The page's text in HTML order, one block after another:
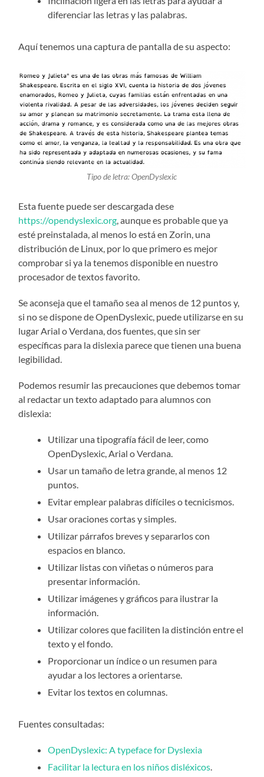
diferenciar las letras y las palabras.
Aquí tenemos una captura de pantalla de su aspecto:
Tipo de letra: OpenDyslexic
Esta fuente puede ser descargada dese
https://opendyslexic.org, aunque es probable que ya
esté preinstalada, al menos lo está en Zorin, una
distribución de Linux, por lo que primero es mejor
comprobar si ya la tenemos disponible en nuestro
procesador de textos favorito.
Se aconseja que el tamaño sea al menos de 12 puntos y,
si no se dispone de OpenDyslexic, puede utilizarse en su
lugar Arial o Verdana, dos fuentes, que sin ser
específicas para la dislexia parece que tienen una buena
legibilidad.
Podemos resumir las precauciones que debemos tomar
al redactar un texto adaptado para alumnos con
dislexia:
Utilizar una tipografía fácil de leer, como
OpenDyslexic, Arial o Verdana.
Usar un tamaño de letra grande, al menos 12
puntos.
Evitar emplear palabras difíciles o tecnicismos.
Usar oraciones cortas y simples.
Utilizar párrafos breves y separarlos con
espacios en blanco.
Utilizar listas con viñetas o números para
presentar información.
Utilizar imágenes y gráficos para ilustrar la
información.
Utilizar colores que faciliten la distinción entre el
texto y el fondo.
Proporcionar un índice o un resumen para
ayudar a los lectores a orientarse.
Evitar los textos en columnas.
Fuentes consultadas:
OpenDyslexic: A typeface for Dyslexia
Facilitar la lectura en los niños disléxicos.